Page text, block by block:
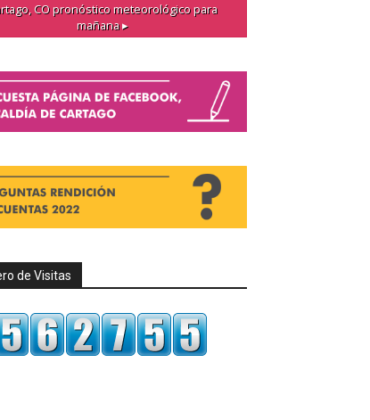
COpronóstico meteorológico para
mañana ▸
de Visitas